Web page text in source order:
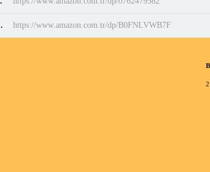
Ev ve Yaşam https://www.amazon.com.tr/dp/B0FNLVWB7F